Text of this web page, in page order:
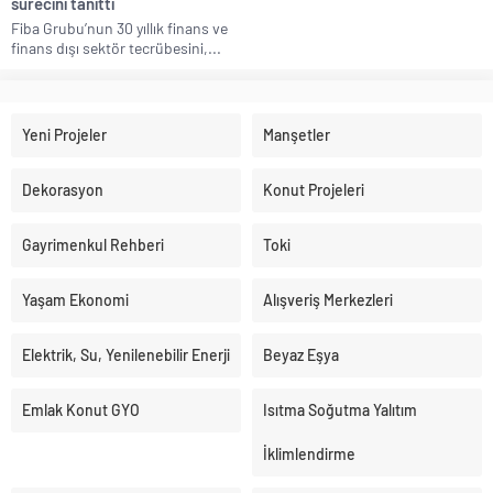
Fiba Grubu’nun 30 yıllık finans ve
finans dışı sektör tecrübesini,...
Yeni Projeler Manşetler
Dekorasyon Konut Projeleri
Gayrimenkul Rehberi Toki
Yaşam Ekonomi Alışveriş Merkezleri
Elektrik, Su, Yenilenebilir Enerji Beyaz Eşya
Emlak Konut GYO Isıtma Soğutma Yalıtım
İklimlendirme